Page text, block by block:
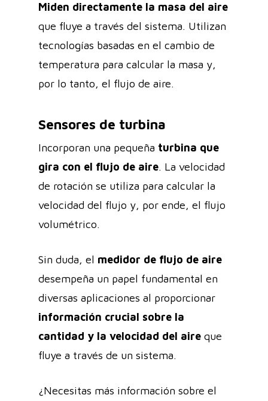
Miden directamente la masa del aire
que fluye a través del sistema. Utilizan
tecnologías basadas en el cambio de
temperatura para calcular la masa y,
por lo tanto, el flujo de aire.
Sensores de turbina
Incorporan una pequeña turbina que
gira con el flujo de aire. La velocidad
de rotación se utiliza para calcular la
velocidad del flujo y, por ende, el flujo
volumétrico.
Sin duda, el medidor de flujo de aire
desempeña un papel fundamental en
diversas aplicaciones al proporcionar
información crucial sobre la
cantidad y la velocidad del aire que
fluye a través de un sistema.
¿Necesitas más información sobre el